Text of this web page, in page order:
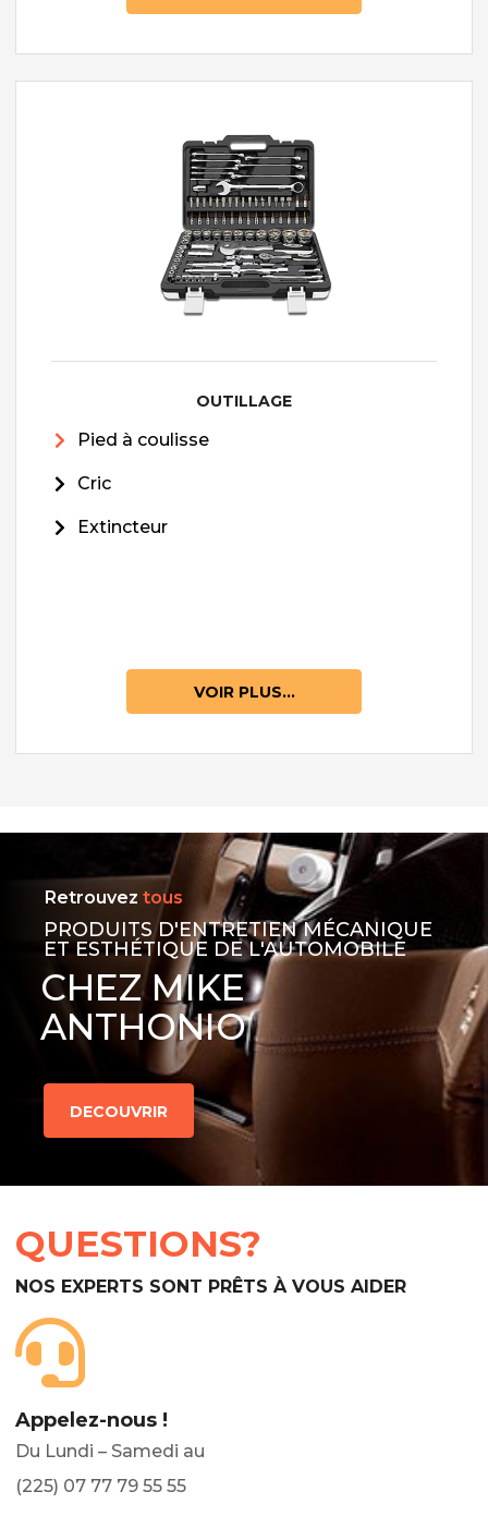
OUTILLAGE
Pied à coulisse
Cric
Extincteur
VOIR PLUS...
Retrouvez tous
PRODUITS D'ENTRETIEN MÉCANIQUE
ET ESTHÉTIQUE DE L'AUTOMOBILE
CHEZ MIKE
ANTHONIO
DECOUVRIR
QUESTIONS?
NOS EXPERTS SONT PRÊTS À VOUS AIDER
Appelez-nous !
Du Lundi – Samedi au
(225) 07 77 79 55 55